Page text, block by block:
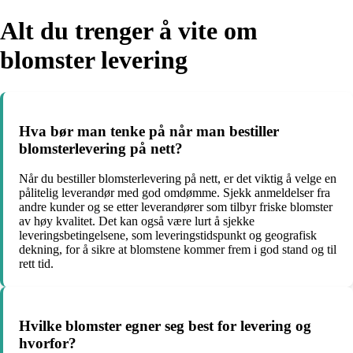
Alt du trenger å vite om
blomster levering
Hva bør man tenke på når man bestiller
blomsterlevering på nett?
Når du bestiller blomsterlevering på nett, er det viktig å velge en
pålitelig leverandør med god omdømme. Sjekk anmeldelser fra
andre kunder og se etter leverandører som tilbyr friske blomster
av høy kvalitet. Det kan også være lurt å sjekke
leveringsbetingelsene, som leveringstidspunkt og geografisk
dekning, for å sikre at blomstene kommer frem i god stand og til
rett tid.
Hvilke blomster egner seg best for levering og
hvorfor?